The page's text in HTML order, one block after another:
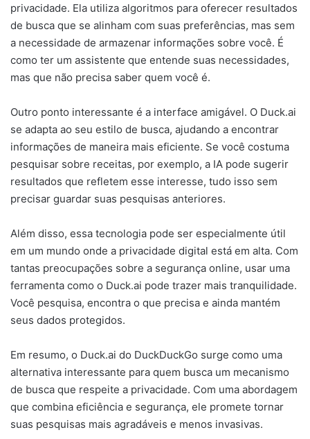
privacidade. Ela utiliza algoritmos para oferecer resultados
de busca que se alinham com suas preferências, mas sem
a necessidade de armazenar informações sobre você. É
como ter um assistente que entende suas necessidades,
mas que não precisa saber quem você é.
Outro ponto interessante é a interface amigável. O Duck.ai
se adapta ao seu estilo de busca, ajudando a encontrar
informações de maneira mais eficiente. Se você costuma
pesquisar sobre receitas, por exemplo, a IA pode sugerir
resultados que refletem esse interesse, tudo isso sem
precisar guardar suas pesquisas anteriores.
Além disso, essa tecnologia pode ser especialmente útil
em um mundo onde a privacidade digital está em alta. Com
tantas preocupações sobre a segurança online, usar uma
ferramenta como o Duck.ai pode trazer mais tranquilidade.
Você pesquisa, encontra o que precisa e ainda mantém
seus dados protegidos.
Em resumo, o Duck.ai do DuckDuckGo surge como uma
alternativa interessante para quem busca um mecanismo
de busca que respeite a privacidade. Com uma abordagem
que combina eficiência e segurança, ele promete tornar
suas pesquisas mais agradáveis e menos invasivas.